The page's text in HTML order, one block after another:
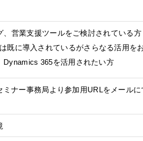
、営業支援ツールをご検討されている方
既に導入されているがさらなる活用を
Dynamics 365を活用されたい方
ミナー事務局より参加用URLをメールに